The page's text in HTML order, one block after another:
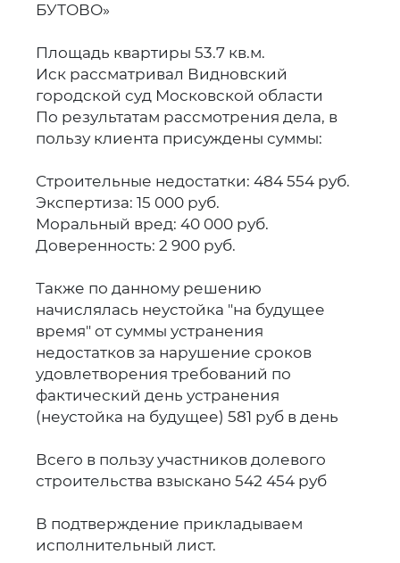
БУТОВО»
Площадь квартиры 53.7 кв.м.
Иск рассматривал Видновский
городской суд Московской области
По результатам рассмотрения дела, в
пользу клиента присуждены суммы:
Строительные недостатки: 484 554 руб.
Экспертиза: 15 000 руб.
Моральный вред: 40 000 руб.
Доверенность: 2 900 руб.
Также по данному решению
начислялась неустойка "на будущее
время" от суммы устранения
недостатков за нарушение сроков
удовлетворения требований по
фактический день устранения
(неустойка на будущее) 581 руб в день
Всего в пользу участников долевого
строительства взыскано 542 454 руб
В подтверждение прикладываем
исполнительный лист.